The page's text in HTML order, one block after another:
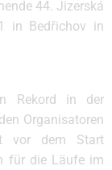
44. Jizerská
in Bedřichov in
Rekord in der
Organisatoren
vor dem Start
für die Läufe im